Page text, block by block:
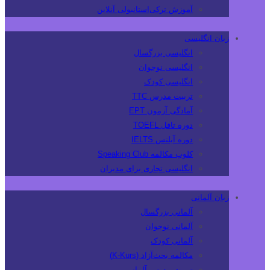
آموزش ترکی‌استانبولی آنلاین
زبان انگلیسی
انگلیسی بزرگسال
انگلیسی نوجوان
انگلیسی کودک
تربیت مدرس TTC
آمادگی آزمون EPT
دوره تافل TOEFL
دوره آیلتس IELTS
کلوپ مکالمه Speaking Club
انگلیسی تجاری برای مدیران
زبان آلمانی
آلمانی بزرگسال
آلمانی نوجوان
آلمانی کودک
مکالمه بحث‌آزاد (K-Kurs)